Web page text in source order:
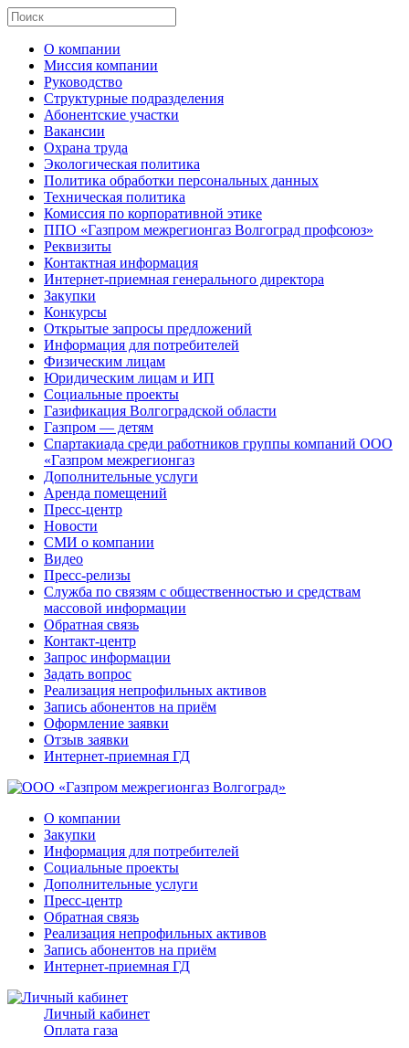
О компании
Миссия компании
Руководство
Структурные подразделения
Абонентские участки
Вакансии
Охрана труда
Экологическая политика
Политика обработки персональных данных
Техническая политика
Комиссия по корпоративной этике
ППО «Газпром межрегионгаз Волгоград профсоюз»
Реквизиты
Контактная информация
Интернет-приемная генерального директора
Закупки
Конкурсы
Открытые запросы предложений
Информация для потребителей
Физическим лицам
Юридическим лицам и ИП
Социальные проекты
Газификация Волгоградской области
Газпром — детям
Спартакиада среди работников группы компаний ООО
«Газпром межрегионгаз
Дополнительные услуги
Аренда помещений
Пресс-центр
Новости
СМИ о компании
Видео
Пресс-релизы
Служба по связям с общественностью и средствам
массовой информации
Обратная связь
Контакт-центр
Запрос информации
Задать вопрос
Реализация непрофильных активов
Запись абонентов на приём
Оформление заявки
Отзыв заявки
Интернет-приемная ГД
О компании
Закупки
Информация для потребителей
Социальные проекты
Дополнительные услуги
Пресс-центр
Обратная связь
Реализация непрофильных активов
Запись абонентов на приём
Интернет-приемная ГД
Личный кабинет
Оплата газа